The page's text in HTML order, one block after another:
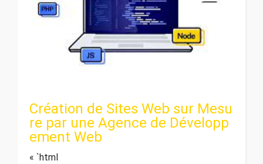
Création de Sites Web sur Mesu
re par une Agence de Développ
ement Web
« `html